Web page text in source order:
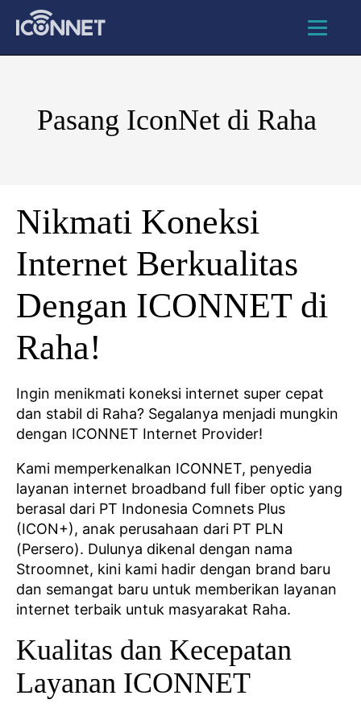
Pasang IconNet di Raha
Nikmati Koneksi
Internet Berkualitas
Dengan ICONNET di
Raha!
Ingin menikmati koneksi internet super cepat
dan stabil di Raha? Segalanya menjadi mungkin
dengan ICONNET Internet Provider!
Kami memperkenalkan ICONNET, penyedia
layanan internet broadband full fiber optic yang
berasal dari PT Indonesia Comnets Plus
(ICON+), anak perusahaan dari PT PLN
(Persero). Dulunya dikenal dengan nama
Stroomnet, kini kami hadir dengan brand baru
dan semangat baru untuk memberikan layanan
internet terbaik untuk masyarakat Raha.
Kualitas dan Kecepatan
Layanan ICONNET